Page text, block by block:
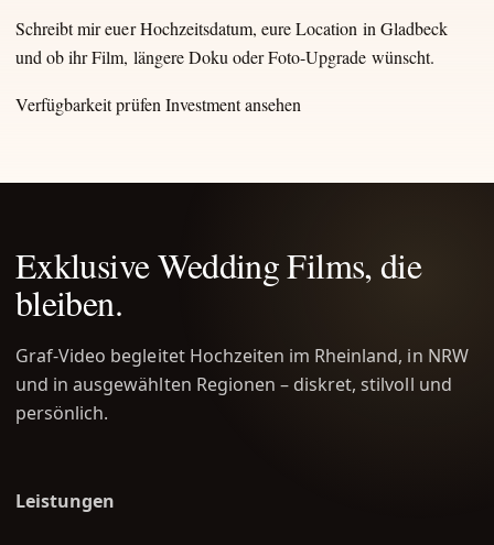
Schreibt mir euer Hochzeitsdatum, eure Location in Gladbeck
und ob ihr Film, längere Doku oder Foto-Upgrade wünscht.
Verfügbarkeit prüfen Investment ansehen
Exklusive Wedding Films, die
bleiben.
Graf-Video begleitet Hochzeiten im Rheinland, in NRW
und in ausgewählten Regionen – diskret, stilvoll und
persönlich.
Leistungen